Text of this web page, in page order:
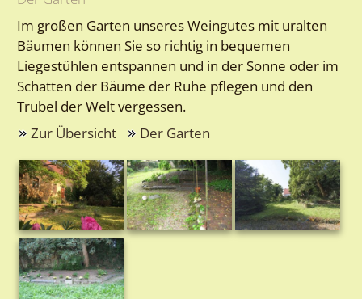
Im großen Garten unseres Weingutes mit uralten
Bäumen können Sie so richtig in bequemen
Liegestühlen entspannen und in der Sonne oder im
Schatten der Bäume der Ruhe pflegen und den
Trubel der Welt vergessen.
Zur Übersicht
Der Garten